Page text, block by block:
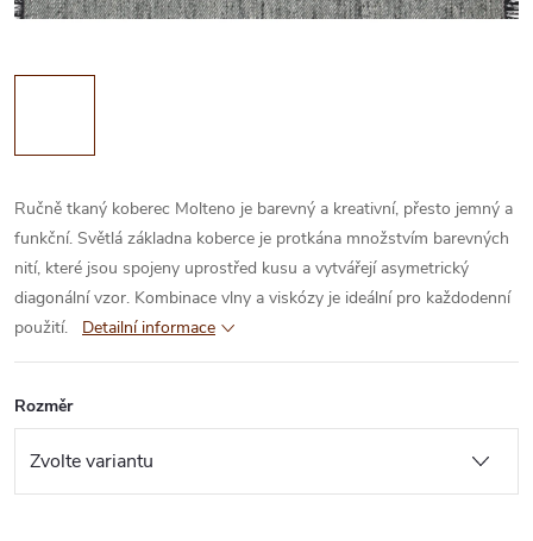
Ručně tkaný koberec Molteno je barevný a kreativní, přesto jemný a
funkční. Světlá základna koberce je protkána množstvím barevných
nití, které jsou spojeny uprostřed kusu a vytvářejí asymetrický
diagonální vzor. Kombinace vlny a viskózy je ideální pro každodenní
použití.
Detailní informace
Rozměr